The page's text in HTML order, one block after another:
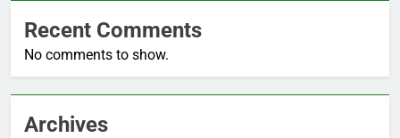
Recent Comments
No comments to show.
Archives